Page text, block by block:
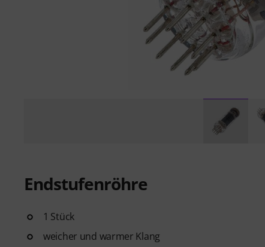
Endstufenröhre
1 Stück
weicher und warmer Klang